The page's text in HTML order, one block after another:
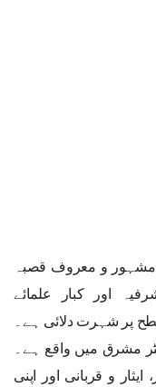
مشہور و معروف قصبہ
اور کبار علمائے
پر شہرت دلائی ہے۔
گڑھ سے 16 کلو میٹر مشرق میں واقع ہے۔
و قربانی اور اپنی